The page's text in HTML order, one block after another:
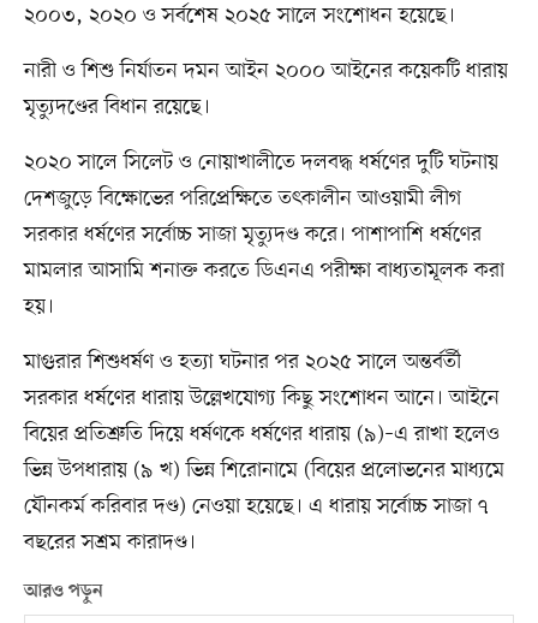
২০০৩, ২০২০ ও সর্বশেষ ২০২৫ সালে সংশোধন হয়েছে।
নারী ও শিশু নির্যাতন দমন আইন ২০০০ আইনের কয়েকটি ধারায়
মৃত্যুদণ্ডের বিধান রয়েছে।
২০২০ সালে সিলেট ও নোয়াখালীতে দলবদ্ধ ধর্ষণের দুটি ঘটনায়
দেশজুড়ে বিক্ষোভের পরিপ্রেক্ষিতে তৎকালীন আওয়ামী লীগ
সরকার ধর্ষণের সর্বোচ্চ সাজা মৃত্যুদণ্ড করে। পাশাপাশি ধর্ষণের
মামলার আসামি শনাক্ত করতে ডিএনএ পরীক্ষা বাধ্যতামূলক করা
হয়।
মাগুরার শিশুধর্ষণ ও হত্যা ঘটনার পর ২০২৫ সালে অন্তর্বর্তী
সরকার ধর্ষণের ধারায় উল্লেখযোগ্য কিছু সংশোধন আনে। আইনে
বিয়ের প্রতিশ্রুতি দিয়ে ধর্ষণকে ধর্ষণের ধারায় (৯)–এ রাখা হলেও
ভিন্ন উপধারায় (৯ খ) ভিন্ন শিরোনামে (বিয়ের প্রলোভনের মাধ্যমে
যৌনকর্ম করিবার দণ্ড) নেওয়া হয়েছে। এ ধারায় সর্বোচ্চ সাজা ৭
বছরের সশ্রম কারাদণ্ড।
আরও পড়ুন